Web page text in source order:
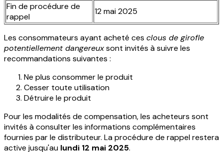
Fin de procédure de
rappel
12 mai 2025
Les consommateurs ayant acheté ces clous de girofle
potentiellement dangereuxsont invités à suivre les
recommandations suivantes :
Ne plus consommer le produit
Cesser toute utilisation
Détruire le produit
Pour les modalités de compensation, les acheteurs sont
invités à consulter les informations complémentaires
fournies par le distributeur. La procédure de rappel restera
active jusqu'au lundi 12 mai 2025.